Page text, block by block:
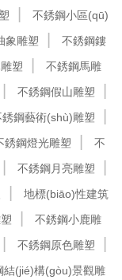
不銹鋼小區(qū)
象雕塑
不銹鋼鏤
塑
不銹鋼馬雕
不銹鋼假山雕塑
銹鋼藝術(shù)雕塑
銹鋼燈光雕塑
不
不銹鋼月亮雕塑
地標(biāo)性建筑
不銹鋼小鹿雕
不銹鋼原色雕塑
結(jié)構(gòu)景觀雕